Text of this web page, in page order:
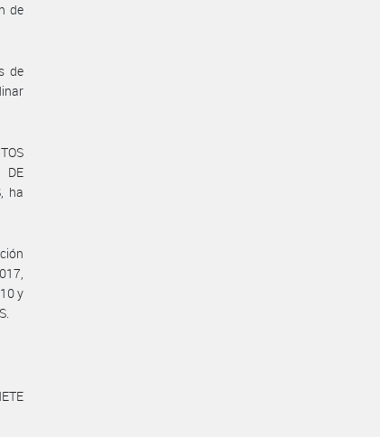
de
de
DE
ha
y